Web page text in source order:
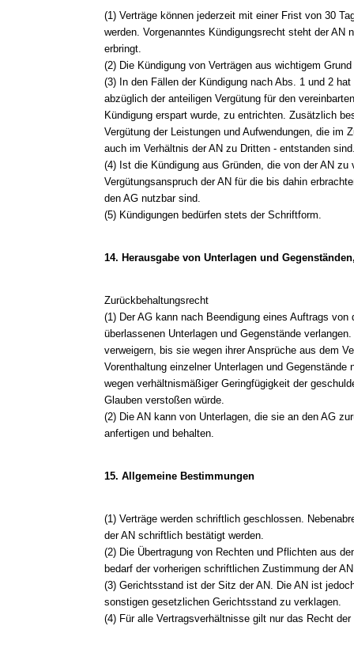
(1) Verträge können jederzeit mit einer Frist von 30
werden. Vorgenanntes Kündigungsrecht steht der AN
erbringt.
(2) Die Kündigung von Verträgen aus wichtigem
(3) In den Fällen der Kündigung nach Abs. 1 und 2
abzüglich der anteiligen Vergütung für den
Kündigung erspart wurde, zu entrichten. Zusätzlich
Vergütung der Leistungen und Aufwendungen, die im
auch im Verhältnis der AN zu Dritten - entstanden
(4) Ist die Kündigung aus Gründen, die von der AN
Vergütungsanspruch der AN für die bis dahin
den AG nutzbar sind.
(5) Kündigungen bedürfen stets der Schriftform.
14. Herausgabe von Unterlagen und
Zurückbehaltungsrecht
(1) Der AG kann nach Beendigung eines Auftrags von
überlassenen Unterlagen und Gegenstände
verweigern, bis sie wegen ihrer Ansprüche aus dem
Vorenthaltung einzelner Unterlagen und Gegenstände
wegen verhältnismäßiger Geringfügigkeit der
Glauben verstoßen würde.
(2) Die AN kann von Unterlagen, die sie an den AG
anfertigen und behalten.
15. Allgemeine Bestimmungen
(1) Verträge werden schriftlich geschlossen.
der AN schriftlich bestätigt werden.
(2) Die Übertragung von Rechten und Pflichten aus
bedarf der vorherigen schriftlichen Zustimmung der
(3) Gerichtsstand ist der Sitz der AN. Die AN ist
sonstigen gesetzlichen Gerichtsstand zu verklagen.
(4) Für alle Vertragsverhältnisse gilt nur das Recht